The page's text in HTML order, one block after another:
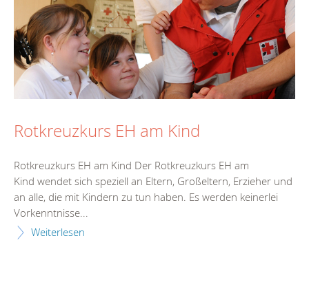
Rotkreuzkurs EH am Kind
Rotkreuzkurs EH am Kind Der Rotkreuzkurs EH am
Kind wendet sich speziell an Eltern, Großeltern, Erzieher und
an alle, die mit Kindern zu tun haben. Es werden keinerlei
Vorkenntnisse...
Weiterlesen